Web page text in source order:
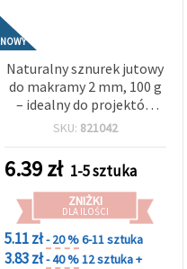
NOWY
Naturalny sznurek jutowy
do makramy 2 mm, 100 g
– idealny do projektów
makramy, dekoracji DIY i
SKU: 821042
6.39zł 1-5 sztuka
ZNIŻKI
DLA ILOŚCI
5.11 zł- 20 %6-11 sztuka
3.83 zł- 40 %12 sztuka +